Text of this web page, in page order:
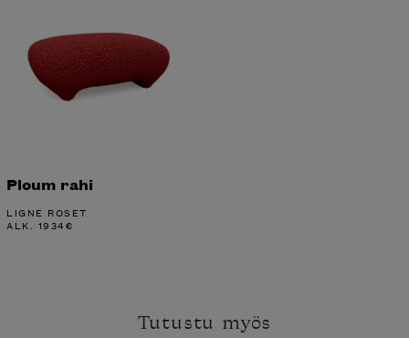
Ploum rahi
LIGNE ROSET
ALK. 1934€
Tutustu myös